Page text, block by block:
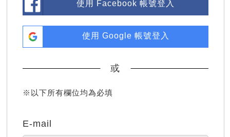
使用 Facebook 帳號登入
使用 Google 帳號登入
或
※以下所有欄位均為必填
E-mail